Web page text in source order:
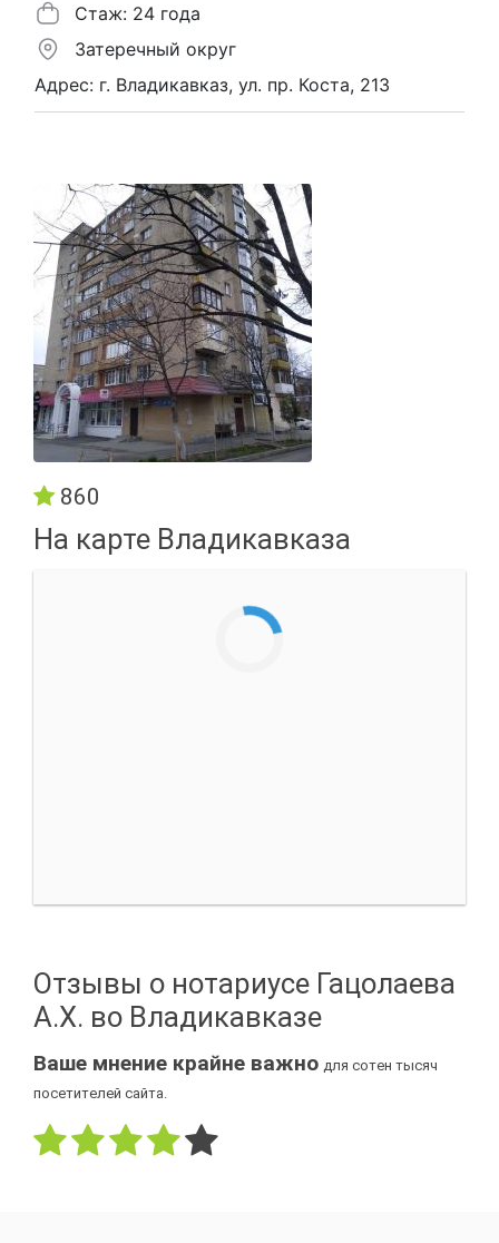
Стаж: 24 года
Затеречный округ
Адрес: г. Владикавказ, ул. пр. Коста, 213
860
На карте Владикавказа
Отзывы о нотариусе Гацолаева
А.Х. во Владикавказе
Ваше мнение крайне важно для сотен тысяч
посетителей сайта.